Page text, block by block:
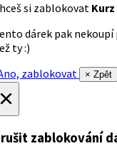
si zablokovat
dárek pak nekoupí
ty :)
zablokovat
× Zpět
zablokování